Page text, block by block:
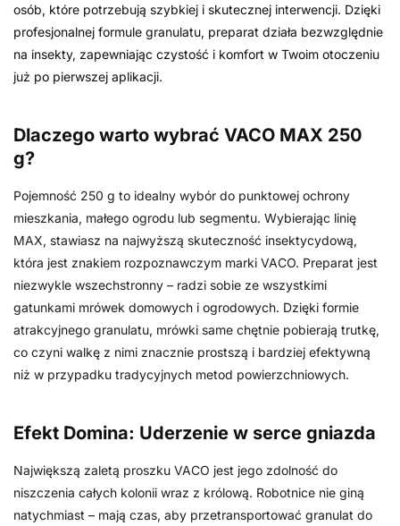
osób, które potrzebują szybkiej i skutecznej interwencji. Dzięki
profesjonalnej formule granulatu, preparat działa bezwzględnie
na insekty, zapewniając czystość i komfort w Twoim otoczeniu
już po pierwszej aplikacji.
Dlaczego warto wybrać VACO MAX 250
g?
Pojemność 250 g to idealny wybór do punktowej ochrony
mieszkania, małego ogrodu lub segmentu. Wybierając linię
MAX, stawiasz na najwyższą skuteczność insektycydową,
która jest znakiem rozpoznawczym marki VACO. Preparat jest
niezwykle wszechstronny – radzi sobie ze wszystkimi
gatunkami mrówek domowych i ogrodowych. Dzięki formie
atrakcyjnego granulatu, mrówki same chętnie pobierają trutkę,
co czyni walkę z nimi znacznie prostszą i bardziej efektywną
niż w przypadku tradycyjnych metod powierzchniowych.
Efekt Domina: Uderzenie w serce gniazda
Największą zaletą proszku VACO jest jego zdolność do
niszczenia całych kolonii wraz z królową. Robotnice nie giną
natychmiast – mają czas, aby przetransportować granulat do